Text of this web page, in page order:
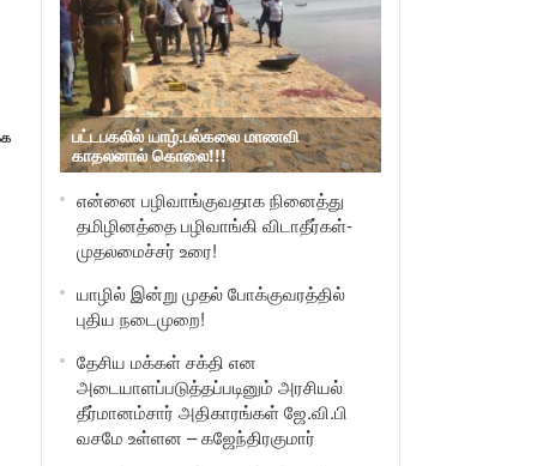
பட்டபகலில் யாழ்.பல்கலை மாணவி
காதலனால் கொலை!!!
என்னை பழிவாங்குவதாக நினைத்து
தமிழினத்தை பழிவாங்கி விடாதீர்கள்-
முதலமைச்சர் உரை!
யாழில் இன்று முதல் போக்குவரத்தில்
புதிய நடைமுறை!
தேசிய மக்கள் சக்தி என
அடையாளப்படுத்தப்படினும் அரசியல்
தீர்மானம்சார் அதிகாரங்கள் ஜே.வி.பி
வசமே உள்ளன – கஜேந்திரகுமார்